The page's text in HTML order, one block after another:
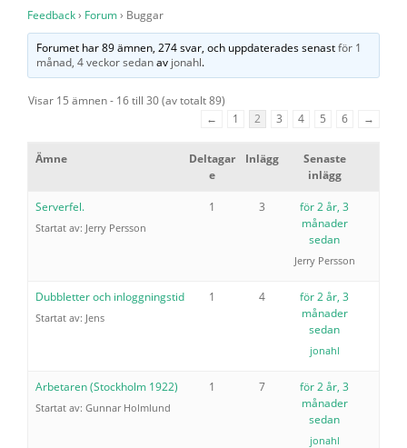
Feedback› Forum› Buggar
Forumet har 89 ämnen, 274 svar, och uppdaterades senastför 1
månad, 4 veckor sedanav jonahl.
Visar 15 ämnen - 16 till 30 (av totalt 89)
←
1 2 3 4 5 6 →
Ämne
Deltagar
e
Inlägg
Senaste
inlägg
Serverfel.
Startat av: Jerry Persson
1 3
för 2 år, 3
månader
sedan
Jerry Persson
Dubbletter och inloggningstid
Startat av: Jens
1 4
för 2 år, 3
månader
sedan
jonahl
Arbetaren (Stockholm 1922)
Startat av: Gunnar Holmlund
1 7
för 2 år, 3
månader
sedan
jonahl